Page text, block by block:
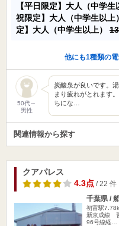
【平日限定】大人（中学生
祝限定】大人（中学生以上
定】大人（中学生以上）
他にも1種類の
50代～
男性
炭酸泉が良いです。
まり疲れがとれます
ちにな…
関連情報から探す
クアパレス
4.3点/ 22 件
千葉県 /
初富駅
新京成線
96号線経…